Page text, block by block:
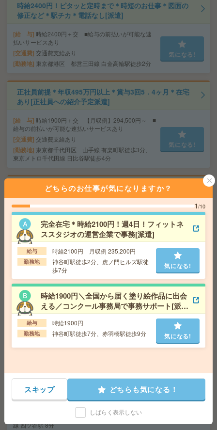
時給2400円！ピタッと定時まで＊時短のお仕事＊図面の
修正など＊駅チカ＊電話なし[派遣]
給 与 時給2400円＋交 ■給与の前払いが可能な速
払いサービスあり
交通費 交通費支給あり
勤務地 東京都港区 都営三田線 白金高輪駅徒歩2分
気になる!
正社員前提＊年収495万円以上＊賞与3回5．4ヶ月＊在宅
あり[正社員への紹介予定派遣]
給 与 時給1900円＋交 【月収例】294,500円～ ■
給与の前払いが可能な速払いサービスあり
交通費 交通費支給あり
勤務地 東京都千代田区 山手線 有楽町駅徒歩3分、
東京メトロ千代田線 日比谷駅徒歩4分
気になる!
給与即払いOK！高時給！平日休み！機械オペレーター[派
遣]
給 与 時給1900円
交通費 交通費支給有り
勤務地 西船橋駅～徒歩20分 ※バイク通勤OK
気になる!
ほぼ在宅＊出社月数回！時給2630円！NTTグループにて
経理サポート[派遣]
給 与
時給2630円 月収例 42万円 時給2630円×実
働7h30m×週5日×4週+残業10h ※月収例を保証するも
のではありません。
交通費 1ヶ月3万円を上限として実費支給
勤務地 山手線 東京 徒歩7分 丸ノ内線(池袋－荻
窪) 大手町(東京都) 徒歩1分
気になる!
中！＊50代活躍中[派遣]
時給2200円＋交
通勤交通費全額支給(弊社規定あり)
東京メトロ有楽町線 麹町駅 2分/JR中央・総武
線 四ツ谷駅 8分
どちらのお仕事が気になりますか？
1/10
完全在宅＊時給2100円！週4日！フィットネ
ススタジオの運営企業で事務[派遣]
給与 時給2100円 月収例 235,200円
勤務地
神谷町駅徒歩2分、虎ノ門ヒルズ駅徒
歩7分
気になる!
時給1900円＼全国から届く塗り絵作品に出会
える／コンクール事務局で事務サポート[派
遣]
給与 時給1900円
勤務地 神谷町駅徒歩7分、赤羽橋駅徒歩9分 気になる!
スキップ どちらも気になる！
しばらく表示しない